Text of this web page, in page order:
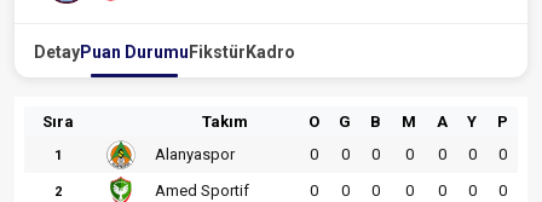
DetayPuan Durumu Fikstür Kadro
Sıra Takım O G B M A Y P
1 Alanyaspor 0 0 0 0 0 0 0
2 Amed Sportif 0 0 0 0 0 0 0